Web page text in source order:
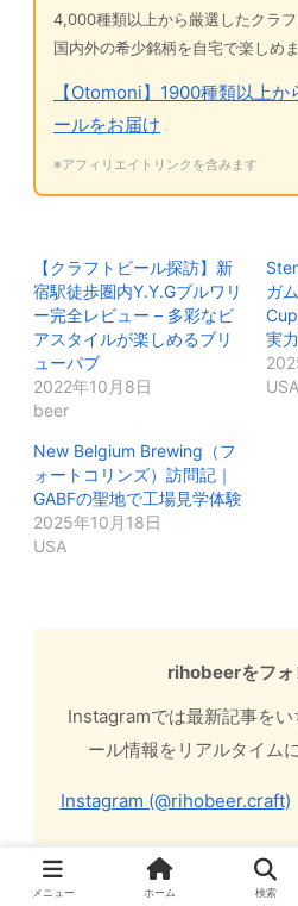
4,000種類以上から厳選したクラフ
国内外の希少銘柄を自宅で楽しめま
【Otomoni】1900種類以上
ールをお届け
※アフィリエイトリンクを含みます
【クラフトビール探訪】新
宿駅徒歩圏内Y.Y.Gブルワリ
ー完全レビュー – 多彩なビ
アスタイルが楽しめるブリ
ューパブ
2022年10月8日
beer
ガ
実
USA
New Belgium Brewing（フ
ォートコリンズ）訪問記｜
GABFの聖地で工場見学体験
2025年10月18日
USA
rihobeerをフォ
Instagramでは最新記事を
ール情報をリアルタイム
Instagram (@rihobeer.craft)
メニュー ホーム 検索